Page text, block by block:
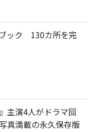
ック 130カ所を完
主演4人がドラマ回
真満載の永久保存版